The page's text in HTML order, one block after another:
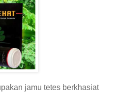
jamu tetes berkhasiat